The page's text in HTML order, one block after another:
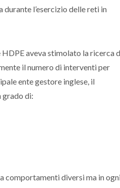
l’esercizio delle reti in
aveva stimolato la ricerca
il numero di interventi per
ente gestore inglese, il
grado di:
comportamenti diversi ma in